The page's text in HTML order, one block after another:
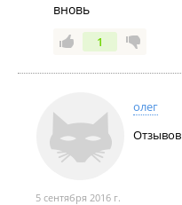
вновь
1
олег
Отзывов
5 сентября 2016 г.